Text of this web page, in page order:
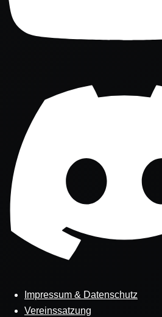
Impressum & Datenschutz
Vereinssatzung